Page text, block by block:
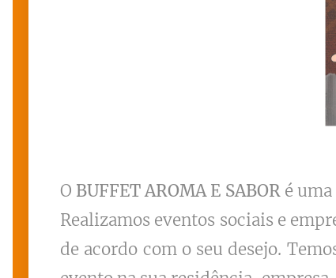
O BUFFET AROMA E SABORé uma
Realizamos eventos sociais e
de acordo com o seu desejo.